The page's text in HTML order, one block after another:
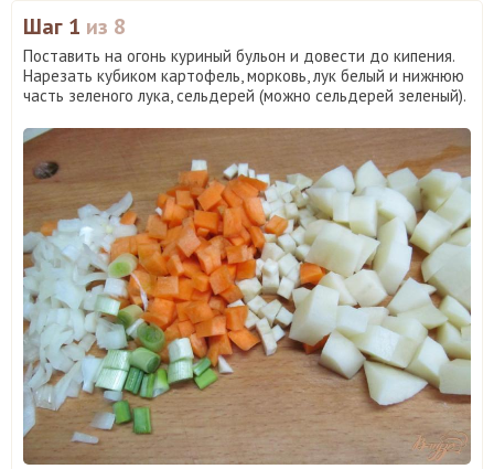
Шаг 1 из 8
Поставить на огонь куриный бульон и довести до кипения.
Нарезать кубиком картофель, морковь, лук белый и нижнюю
часть зеленого лука, сельдерей (можно сельдерей зеленый).